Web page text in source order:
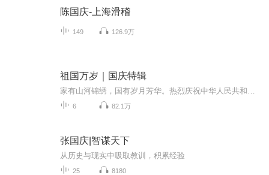
陈国庆-上海滑稽
149 126.9万
祖国万岁｜国庆特辑
6 82.1万
张国庆|智谋天下
从历史与现实中吸取教训，积累经验
25 8180